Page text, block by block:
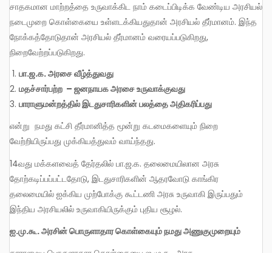
சாதகமான மாற்றத்தை உருவாக்கிட நாம் கடைப்பிடிக்க வேண்டிய அரசியல்
நடைமுறை கொள்கையை உள்ளடக்கியதுதான் அரசியல் தீர்மானம். இந்த
நோக்கத்தோடுதான் அரசியல் தீர்மானம் வரையப்படுகிறது,
நிறைவேற்றப்படுகிறது.
பா.ஜ.க. அரசை வீழ்த்துவது
மதச்சார்பற்ற – ஜனநாயக அரசை உருவாக்குவது
பாராளுமன்றத்தில் இடதுசாரிகளின் பலத்தை அதிகரிப்பது
என்று நமது கட்சி தீர்மானித்த மூன்று கடமைகளையும் நிறை
வேற்றியிருப்பது முக்கியத்துவம் வாய்ந்தது.
14வது மக்களவைத் தேர்தலில் பா.ஜ.க. தலைமையிலான அரசு
தோற்கடிப்பப்பட்டதோடு, இடதுசாரிகளின் ஆதரவோடு காங்கிர
தலைமையில் ஐக்கிய முற்போக்கு கூட்டணி அரசு உருவாகி இருப்பதும்
இந்திய அரசியலில் உருவாகியிருக்கும் புதிய சூழல்.
ஐ.மு.கூ. அரசின் பொருளாதார கொள்கையும் நமது அணுகுமுறையும்